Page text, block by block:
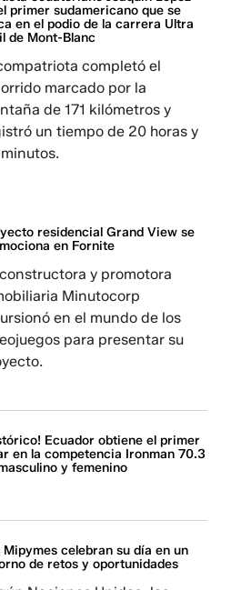
primer sudamericano que se
en el podio de la carrera Ultra
de Mont-Blanc
completó el
marcado por la
de 171 kilómetros y
un tiempo de 20 horas y
residencial Grand View se
en Fornite
y promotora
Minutocorp
en el mundo de los
para presentar su
Ecuador obtiene el primer
en la competencia Ironman 70.3
y femenino
Mipymes celebran su día en un
de retos y oportunidades